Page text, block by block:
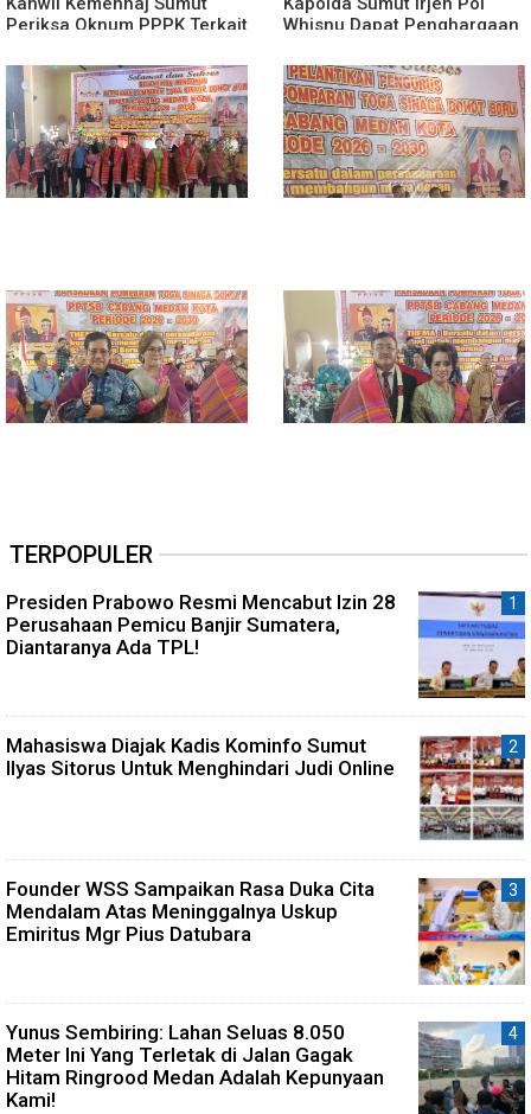
Periksa Oknum PPPK Terkait
Magang Di Kantor Kemenhaj
Palas
Whisnu Dapat Penghargaan
Prabowo Subianto
TERPOPULER
Presiden Prabowo Resmi Mencabut Izin 28
Perusahaan Pemicu Banjir Sumatera,
Diantaranya Ada TPL!
Mahasiswa Diajak Kadis Kominfo Sumut
Ilyas Sitorus Untuk Menghindari Judi Online
Founder WSS Sampaikan Rasa Duka Cita
Mendalam Atas Meninggalnya Uskup
Emiritus Mgr Pius Datubara
Yunus Sembiring: Lahan Seluas 8.050
Meter Ini Yang Terletak di Jalan Gagak
Hitam Ringrood Medan Adalah Kepunyaan
Kami!